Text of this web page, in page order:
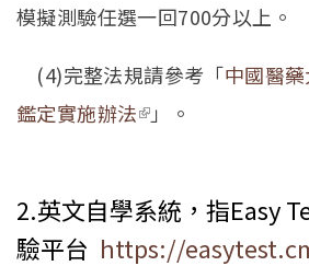
模擬測驗任選一回700分以上。
(4)完整法規請參考「中國醫
鑑定實施辦法(link is external)
」。
2.英文自學系統，指Easy
驗平台 https://